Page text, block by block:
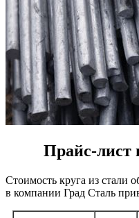
Прайс-лист
Стоимость круга из стали
в компании Град Сталь